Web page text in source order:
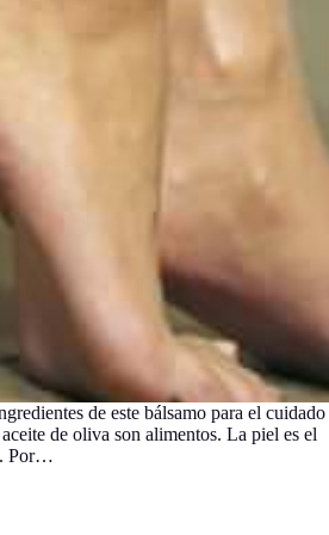
de este bálsamo para el cuidado
de oliva son alimentos. La piel es el
Por…